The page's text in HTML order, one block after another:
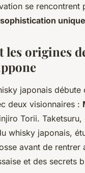
se rencontrent
sophistication unique
les origines
japonais débute
deux visionnaires :
Torii. Taketsuru,
whisky japonais,
avant de rentrer
et des secrets